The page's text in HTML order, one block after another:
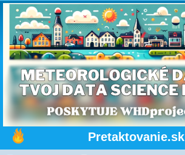
Pretaktovanie.sk